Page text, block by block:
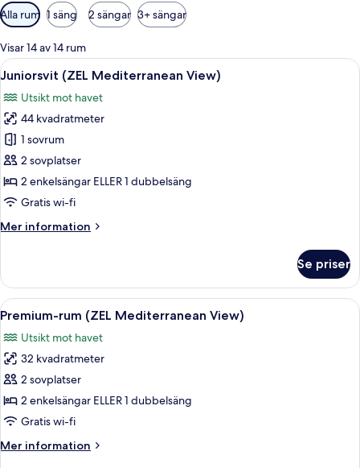
Tillgängliga
filter
för
rum
Alla rum 1 säng 2 sängar 3+ sängar
Visar 14 av 14 rum
Öppna
alla
foton
för
Juniorsvit
(ZEL
Mediterranean
View)
Ett rymligt rum med en stor säng,
9
Juniorsvit (ZEL Mediterranean View)
Utsikt mot havet
44 kvadratmeter
1 sovrum
2 sovplatser
2 enkelsängar ELLER 1 dubbelsäng
Gratis wi-fi
Mer information
Mer
(ZEL
Mediterranean
View)
Se priser
Öppna
alla
foton
för
Premium-
rum
(ZEL
View)
Ett sovrum med en stor säng, ett
5
Premium-rum (ZEL Mediterranean View)
Utsikt mot havet
32 kvadratmeter
2 sovplatser
2 enkelsängar ELLER 1 dubbelsäng
Gratis wi-fi
Mer information
Mer